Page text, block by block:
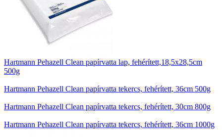
Hartmann Pehazell Clean papírvatta lap, fehérített,18,5x28,5cm
500g
Hartmann Pehazell Clean papírvatta tekercs, fehérített, 36cm 500g
Hartmann Pehazell Clean papírvatta tekercs, fehérített, 30cm 800g
Hartmann Pehazell Clean papírvatta tekercs, fehérített, 36cm 1000g